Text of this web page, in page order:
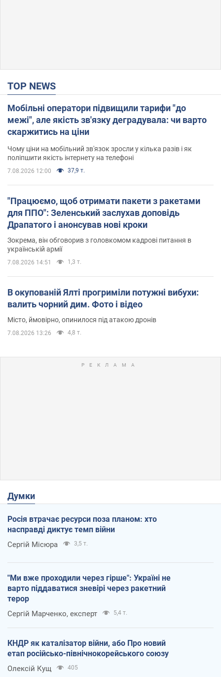
TOP NEWS
Мобільні оператори підвищили тарифи "до
межі", але якість зв'язку деградувала: чи варто
скаржитись на ціни
Чому ціни на мобільний зв'язок зросли у кілька разів і як
поліпшити якість інтернету на телефоні
7.08.2026 12:00 37,9 т.
"Працюємо, щоб отримати пакети з ракетами
для ППО": Зеленський заслухав доповідь
Драпатого і анонсував нові кроки
Зокрема, він обговорив з головкомом кадрові питання в
українській армії
7.08.2026 14:51 1,3 т.
В окупованій Ялті прогриміли потужні вибухи:
валить чорний дим. Фото і відео
Місто, ймовірно, опинилося під атакою дронів
7.08.2026 13:26 4,8 т.
Думки
Росія втрачає ресурси поза планом: хто
насправді диктує темп війни
Сергій Місюра 3,5 т.
"Ми вже проходили через гірше": Україні не
варто піддаватися зневірі через ракетний
терор
Сергій Марченко, експерт 5,4 т.
КНДР як каталізатор війни, або Про новий
етап російсько-північнокорейського союзу
Олексій Кущ 405